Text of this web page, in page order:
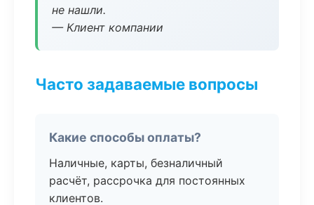
не нашли.
— Клиент компании
Часто задаваемые вопросы
Какие способы оплаты?
Наличные, карты, безналичный
расчёт, рассрочка для постоянных
клиентов.